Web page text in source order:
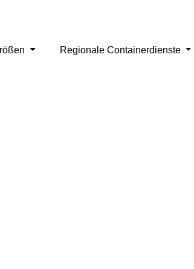
Regionale Containerdienste